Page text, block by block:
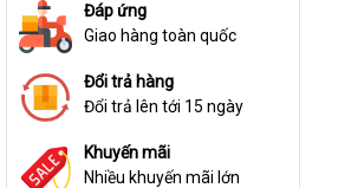
Đáp ứng
Giao hàng toàn quốc
Đổi trả hàng
Đổi trả lên tới 15 ngày
Khuyến mãi
Nhiều khuyến mãi lớn